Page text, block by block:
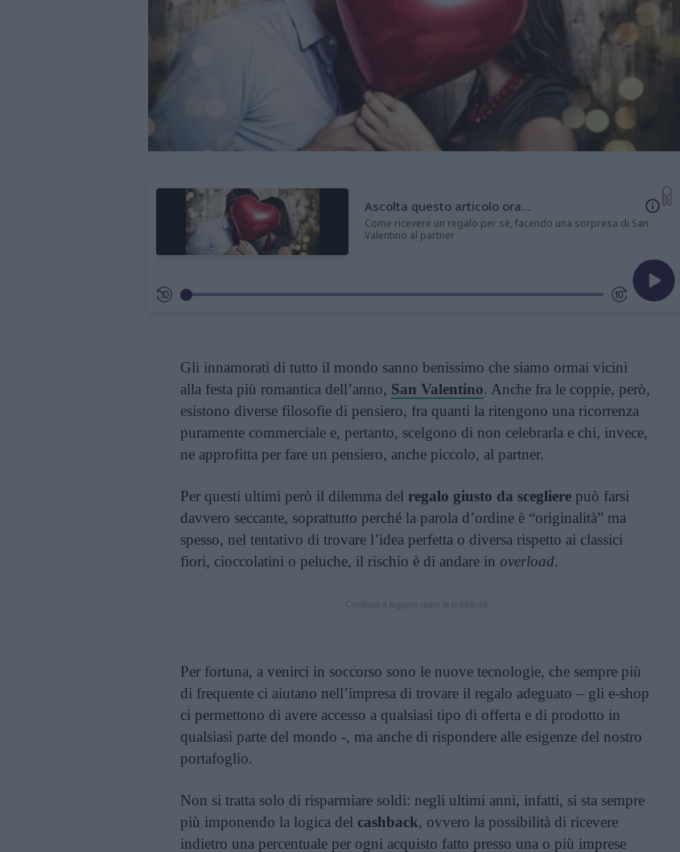
Ascolta questo articolo ora...
Come ricevere un regalo per sé, facendo una sorpresa di San
Valentino al partner
Gli innamorati di tutto il mondo sanno benissimo che siamo ormai vicini
alla festa più romantica dell’anno, San Valentino. Anche fra le coppie, però,
esistono diverse filosofie di pensiero, fra quanti la ritengono una ricorrenza
puramente commerciale e, pertanto, scelgono di non celebrarla e chi, invece,
ne approfitta per fare un pensiero, anche piccolo, al partner.
Per questi ultimi però il dilemma del regalo giusto da scegliere può farsi
davvero seccante, soprattutto perché la parola d’ordine è “originalità” ma
spesso, nel tentativo di trovare l’idea perfetta o diversa rispetto ai classici
fiori, cioccolatini o peluche, il rischio è di andare in overload.
Per fortuna, a venirci in soccorso sono le nuove tecnologie, che sempre più
di frequente ci aiutano nell’impresa di trovare il regalo adeguato – gli e-shop
ci permettono di avere accesso a qualsiasi tipo di offerta e di prodotto in
qualsiasi parte del mondo -, ma anche di rispondere alle esigenze del nostro
portafoglio.
Non si tratta solo di risparmiare soldi: negli ultimi anni, infatti, si sta sempre
più imponendo la logica del cashback, ovvero la possibilità di ricevere
indietro una percentuale per ogni acquisto fatto presso una o più imprese